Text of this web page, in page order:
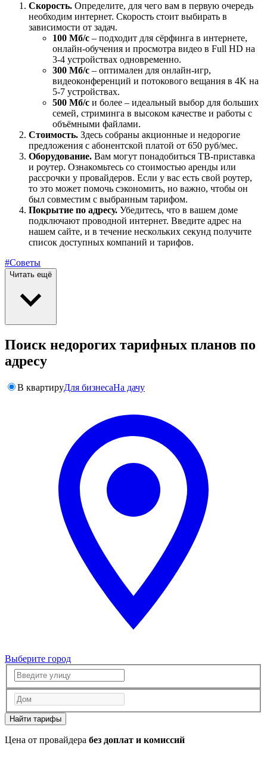
Скорость. Определите, для чего вам в первую очередь
необходим интернет. Скорость стоит выбирать в
зависимости от задач.
100 Мб/с – подходит для сёрфинга в интернете,
онлайн-обучения и просмотра видео в Full HD на
3-4 устройствах одновременно.
300 Мб/с – оптимален для онлайн-игр,
видеоконференций и потокового вещания в 4K на
5-7 устройствах.
500 Мб/с и более – идеальный выбор для больших
семей, стриминга в высоком качестве и работы с
объёмными файлами.
Стоимость. Здесь собраны акционные и недорогие
предложения с абонентской платой от 650 руб/мес.
Оборудование. Вам могут понадобиться ТВ-приставка
и роутер. Ознакомьтесь со стоимостью аренды или
рассрочки у провайдеров. Если у вас есть свой роутер,
то это может помочь сэкономить, но важно, чтобы он
был совместим с выбранным тарифом.
Покрытие по адресу. Убедитесь, что в вашем доме
подключают проводной интернет. Введите адрес на
нашем сайте, и в течение нескольких секунд получите
список доступных компаний и тарифов.
#Советы
Читать ещё
Поиск недорогих тарифных планов по
адресу
В квартируДля бизнесаНа дачу
Выберите город
Найти тарифы
Цена от провайдера без доплат и комиссий